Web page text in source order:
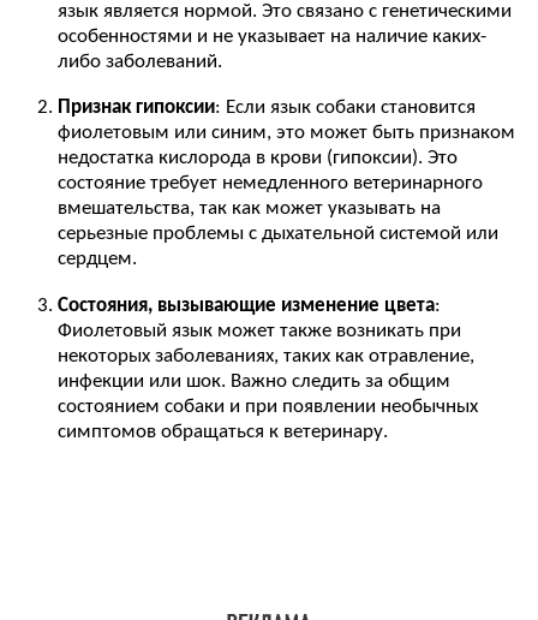
язык является нормой. Это связано с генетическими
особенностями и не указывает на наличие каких-
либо заболеваний.
Признак гипоксии: Если язык собаки становится
фиолетовым или синим, это может быть признаком
недостатка кислорода в крови (гипоксии). Это
состояние требует немедленного ветеринарного
вмешательства, так как может указывать на
серьезные проблемы с дыхательной системой или
сердцем.
Состояния, вызывающие изменение цвета:
Фиолетовый язык может также возникать при
некоторых заболеваниях, таких как отравление,
инфекции или шок. Важно следить за общим
состоянием собаки и при появлении необычных
симптомов обращаться к ветеринару.